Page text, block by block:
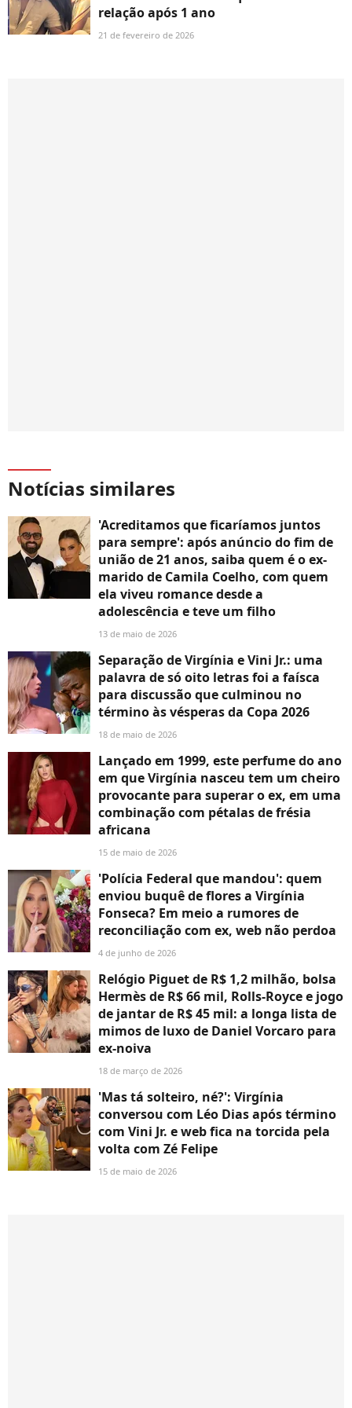
relação após 1 ano
21 de fevereiro de 2026
Notícias similares
'Acreditamos que ficaríamos juntos
para sempre': após anúncio do fim de
união de 21 anos, saiba quem é o ex-
marido de Camila Coelho, com quem
ela viveu romance desde a
adolescência e teve um filho
13 de maio de 2026
Separação de Virgínia e Vini Jr.: uma
palavra de só oito letras foi a faísca
para discussão que culminou no
término às vésperas da Copa 2026
18 de maio de 2026
Lançado em 1999, este perfume do ano
em que Virgínia nasceu tem um cheiro
provocante para superar o ex, em uma
combinação com pétalas de frésia
africana
15 de maio de 2026
'Polícia Federal que mandou': quem
enviou buquê de flores a Virgínia
Fonseca? Em meio a rumores de
reconciliação com ex, web não perdoa
4 de junho de 2026
Relógio Piguet de R$ 1,2 milhão, bolsa
Hermès de R$ 66 mil, Rolls-Royce e jogo
de jantar de R$ 45 mil: a longa lista de
mimos de luxo de Daniel Vorcaro para
ex-noiva
18 de março de 2026
'Mas tá solteiro, né?': Virgínia
conversou com Léo Dias após término
com Vini Jr. e web fica na torcida pela
volta com Zé Felipe
15 de maio de 2026